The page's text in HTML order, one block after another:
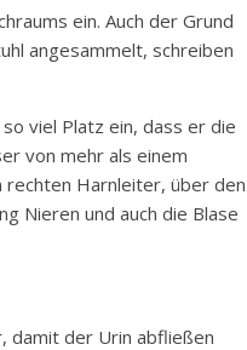
ein. Auch der Grund
angesammelt, schreiben
viel Platz ein, dass er die
von mehr als einem
Harnleiter, über den
Nieren und auch die Blase
damit der Urin abfließen